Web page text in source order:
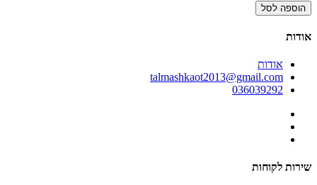
הוספה לסל
אודות
אודות
talmashkaot2013@gmail.com
036039292
שירות לקוחות